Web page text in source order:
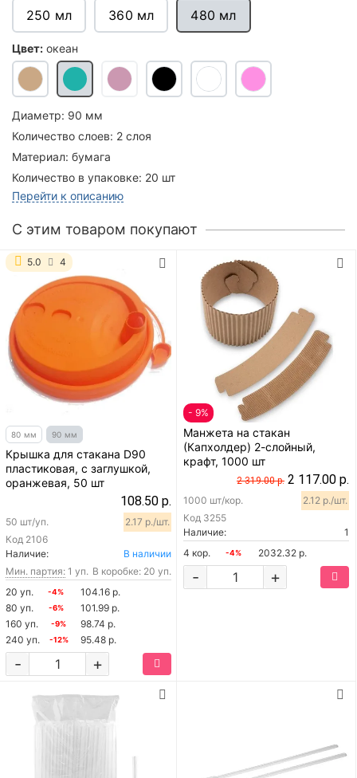
250 мл 360 мл 480 мл
Цвет: океан
Диаметр: 90 мм
Количество слоев: 2 слоя
Материал: бумага
Количество в упаковке: 20 шт
Перейти к описанию
C этим товаром покупают
5.0 4
80 мм 90 мм
Крышка для стакана D90
пластиковая, с заглушкой,
оранжевая, 50 шт
108.50 р.
Код 2106
50 шт/уп. 2.17 р./шт.
Наличие:
В наличии
Мин. партия: 1 уп. В коробке: 20 уп.
20 уп.
-4%
104.16 р.
80 уп.
-6%
101.99 р.
160 уп.
-9%
98.74 р.
240 уп.
-12% 95.48 р.
+
-
- 9%
Манжета на стакан
(Капхолдер) 2-слойный,
крафт, 1000 шт
2 319.00 р. 2 117.00 р.
Код 3255
1000 шт/кор. 2.12 р./шт.
Наличие:
1
4 кор.
-4% 2032.32 р.
+
-